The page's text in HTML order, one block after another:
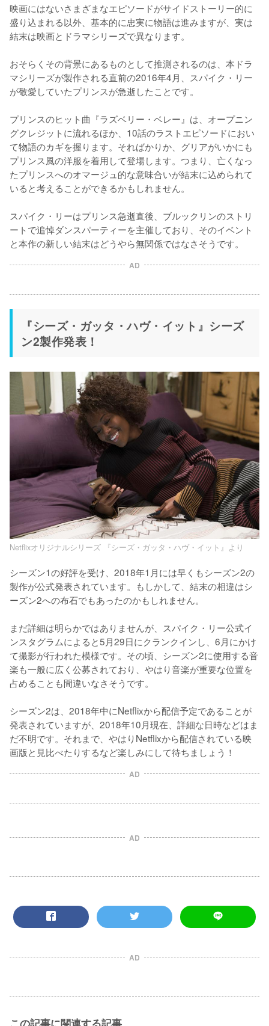
映画にはないさまざまなエピソードがサイドストーリー的に
盛り込まれる以外、基本的に忠実に物語は進みますが、実は
結末は映画とドラマシリーズで異なります。
おそらくその背景にあるものとして推測されるのは、本ドラ
マシリーズが製作される直前の2016年4月、スパイク・リー
が敬愛していたプリンスが急逝したことです。
プリンスのヒット曲『ラズベリー・ベレー』は、オープニン
グクレジットに流れるほか、10話のラストエピソードにおい
て物語のカギを握ります。そればかりか、グリアがいかにも
プリンス風の洋服を着用して登場します。つまり、亡くなっ
たプリンスへのオマージュ的な意味合いが結末に込められて
いると考えることができるかもしれません。
スパイク・リーはプリンス急逝直後、ブルックリンのストリ
ートで追悼ダンスパーティーを主催しており、そのイベント
AD
『シーズ・ガッタ・ハヴ・イット』シーズ
ン2製作発表！
Netflixオリジナルシリーズ 『シーズ・ガッタ・ハヴ・イット』より
シーズン1の好評を受け、2018年1月には早くもシーズン2の
製作が公式発表されています。もしかして、結末の相違はシ
ーズン2への布石でもあったのかもしれません。
まだ詳細は明らかではありませんが、スパイク・リー公式イ
ンスタグラムによると5月29日にクランクインし、6月にかけ
て撮影が行われた模様です。その頃、シーズン2に使用する音
楽も一般に広く公募されており、やはり音楽が重要な位置を
占めることも間違いなさそうです。
シーズン2は、2018年中にNetflixから配信予定であることが
発表されていますが、2018年10月現在、詳細な日時などはま
だ不明です。それまで、やはりNetflixから配信されている映
AD
AD
AD
この記事に関連する記事